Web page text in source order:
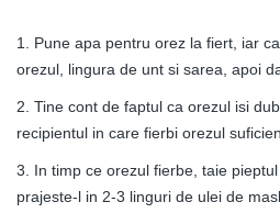
1. Pune apa pentru orez la fiert, iar
orezul, lingura de unt si sarea, apoi
2. Tine cont de faptul ca orezul isi
recipientul in care fierbi orezul
3. In timp ce orezul fierbe, taie
prajeste-l in 2-3 linguri de ulei de